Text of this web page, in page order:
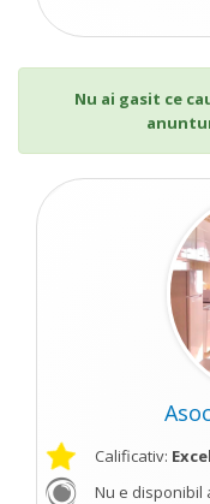
Nu ai gasit ce
Calificativ:
Nu e disponibil